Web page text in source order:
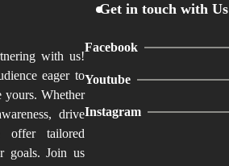
with us!
eager to
yours. Whether
drive
offer tailored
goals. Join us
Get in touch with Us
Facebook
Youtube
Instagram